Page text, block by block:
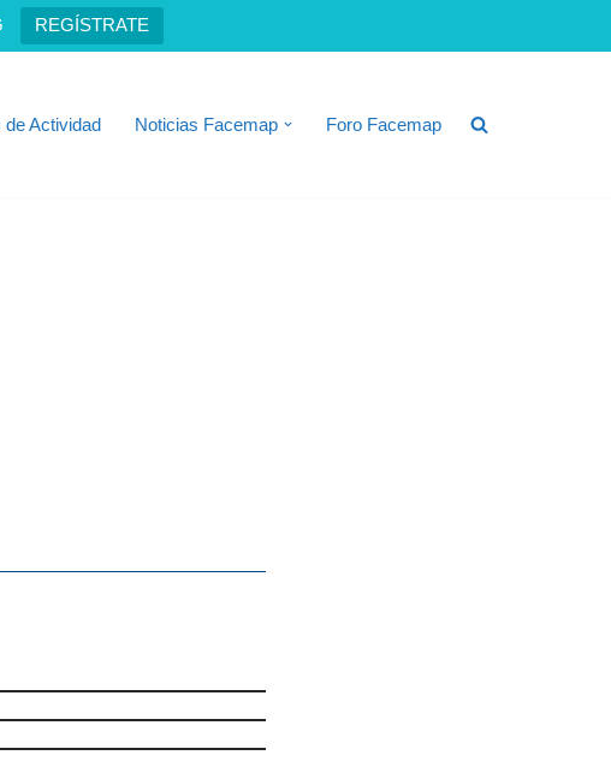
REGÍSTRATE
de Actividad Noticias Facemap Foro Facemap